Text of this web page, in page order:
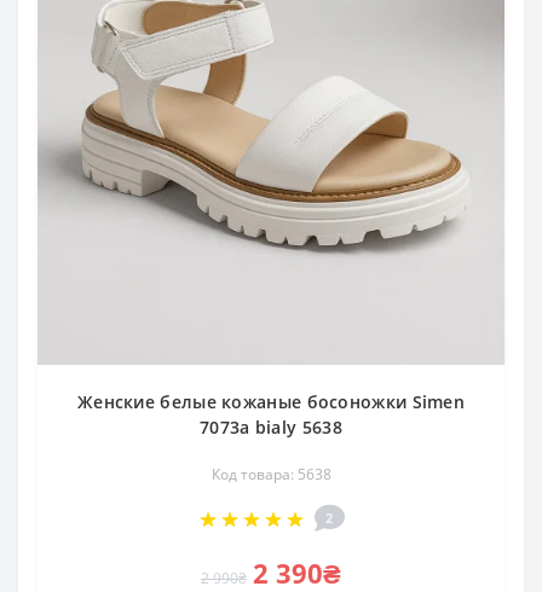
Женские белые кожаные босоножки Simen
7073a bialy 5638
Код товара: 5638
2
2 990₴ 2 390₴